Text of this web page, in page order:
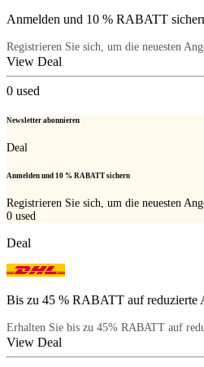
Anmelden und 10 % RABATT
Registrieren Sie sich, um die neuesten
View Deal
0 used
Newsletter abonnieren
Deal
Anmelden und 10 % RABATT sichern
Registrieren Sie sich, um die neuesten
0 used
Deal
Bis zu 45 % RABATT auf reduzierte
Erhalten Sie bis zu 45% RABATT auf
View Deal